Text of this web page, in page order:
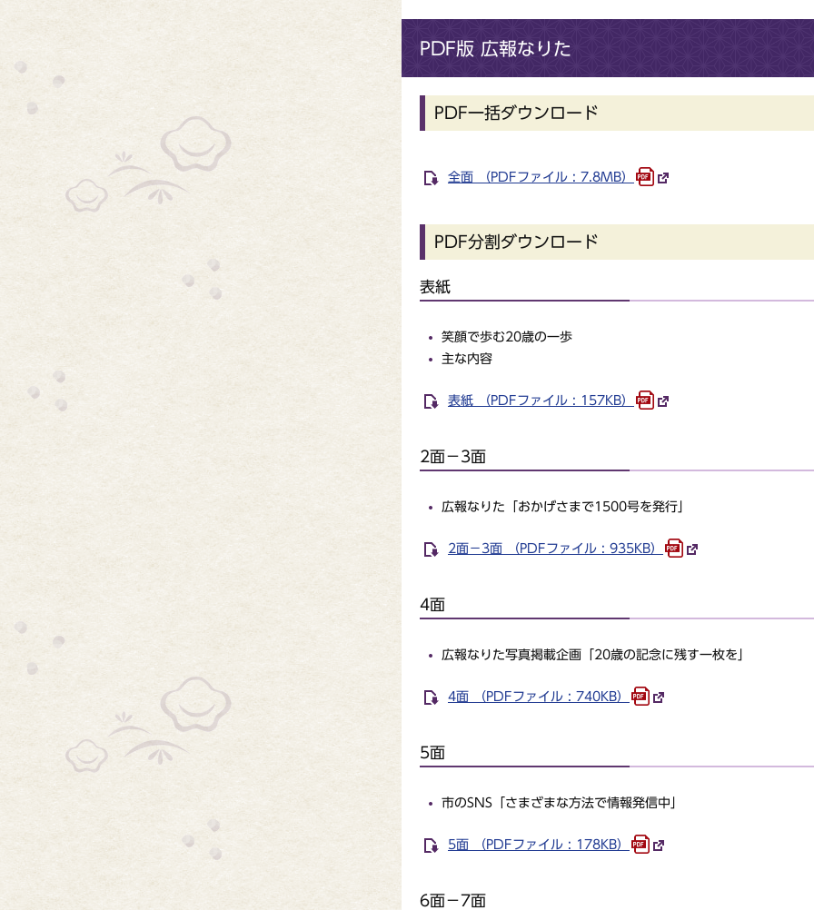
PDF版 広報なりた
PDF一括ダウンロード
全面 （PDFファイル : 7.8MB）
PDF分割ダウンロード
表紙
笑顔で歩む20歳の一歩
主な内容
表紙 （PDFファイル : 157KB）
2面－3面
広報なりた「おかげさまで1500号を発行」
2面－3面 （PDFファイル : 935KB）
4面
広報なりた写真掲載企画「20歳の記念に残す一枚を」
4面 （PDFファイル : 740KB）
5面
市のSNS「さまざまな方法で情報発信中」
5面 （PDFファイル : 178KB）
6面－7面